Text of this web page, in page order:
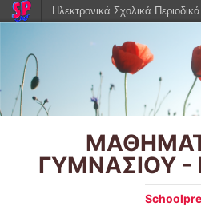
ΓΥΜΝΑΣΙΟΥ
Ηλεκτρονικά Σχολικά